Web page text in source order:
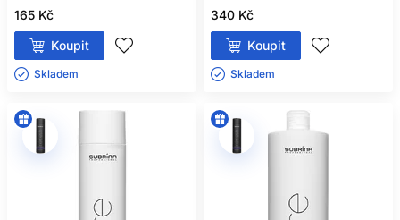
165 Kč
Koupit
Skladem ㅤ
340 Kč
Koupit
Skladem ㅤ